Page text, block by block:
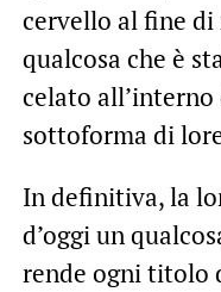
cervello al fine di
qualcosa che è
celato
sottoforma di
In definitiva, la
d’oggi un
rende ogni titolo